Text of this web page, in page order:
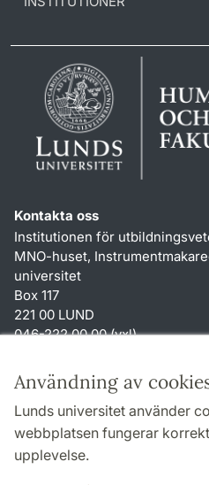
Användning av
Lunds universitet använder
webbplatsen fungerar
upplevelse.
Kontakta oss
Institutionen för
MNO-huset,
universitet
Box 117
221 00 LUND
046-222 00 00 (vxl)
Om webbplatsen och cookies
Tillgänglighetsredogörelse